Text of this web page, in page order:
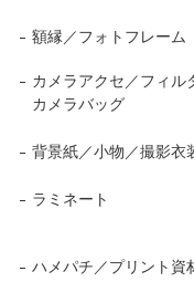
額縁／フォトフレーム
カメラアクセ／フィル
カメラバッグ
背景紙／小物／撮影衣
ラミネート
ハメパチ／プリント資